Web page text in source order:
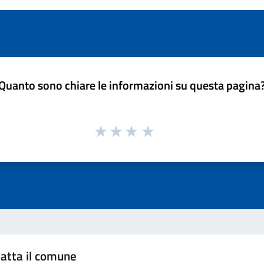
sono chiare le informazioni su questa
il comune